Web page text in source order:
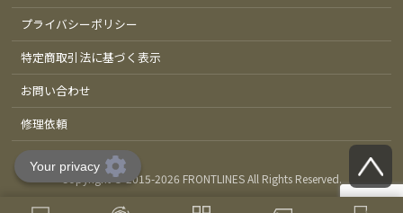
プライバシーポリシー
特定商取引法に基づく表示
お問い合わせ
修理依頼
Copyright © 2015-2026 FRONTLINES All Rights Reserved.